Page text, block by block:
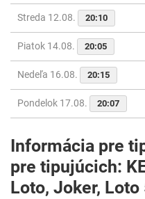
Streda 12.08. 20:10
Piatok 14.08. 20:05
Nedeľa 16.08. 20:15
Pondelok 17.08. 20:07
Informácia pre
pre tipujúcich:
Loto, Joker, Loto